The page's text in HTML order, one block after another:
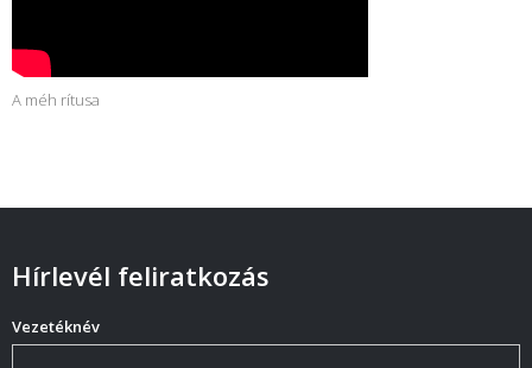
A méh rítusa
Hírlevél feliratkozás
Vezetéknév